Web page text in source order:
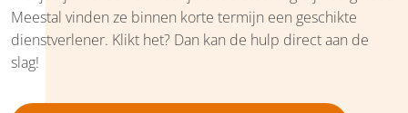
Meestal vinden ze binnen korte termijn een geschikte
dienstverlener. Klikt het? Dan kan de hulp direct aan de
slag!